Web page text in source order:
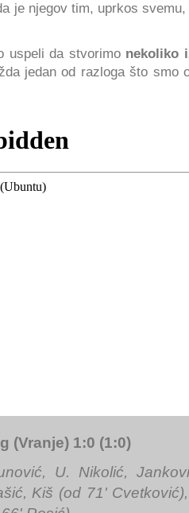
je njegov tim, uprkos svemu,
uspeli da stvorimo nekoliko
jedan od razloga što smo
(Vranje) 1:0 (1:0)
U. Nikolić,
Kiš (od 71'